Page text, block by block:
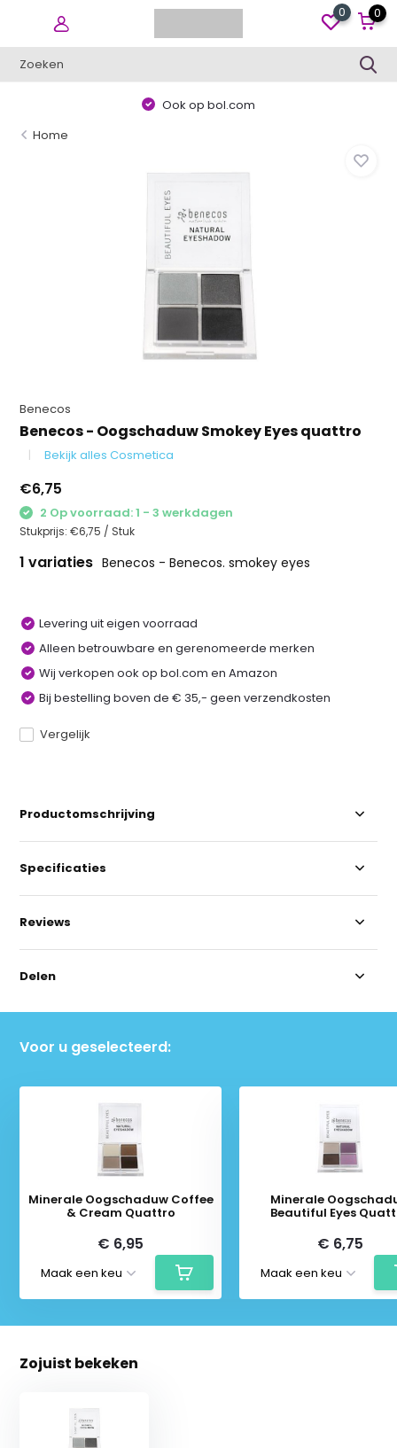
0 0
Ook op bol.com
Home
Benecos
Benecos - Oogschaduw Smokey Eyes quattro
Bekijk alles Cosmetica
€6,75
2 Op voorraad: 1 - 3 werkdagen
Stukprijs:€6,75 / Stuk
1 variaties Benecos - Benecos. smokey eyes
Levering uit eigen voorraad
Alleen betrouwbare en gerenomeerde merken
Wij verkopen ook op bol.com en Amazon
Bij bestelling boven de € 35,- geen verzendkosten
Vergelijk
Productomschrijving
Specificaties
Reviews
Delen
Voor u geselecteerd:
Minerale Oogschaduw Coffee
& Cream Quattro
€ 6,95
Minerale
Beautiful Eyes
€ 6,75
Zojuist bekeken